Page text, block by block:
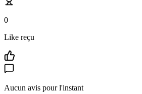
0
Like reçu
Aucun avis pour l'instant